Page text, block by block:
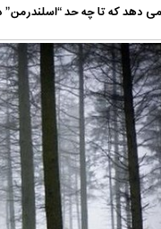
دهد که تا چه حد